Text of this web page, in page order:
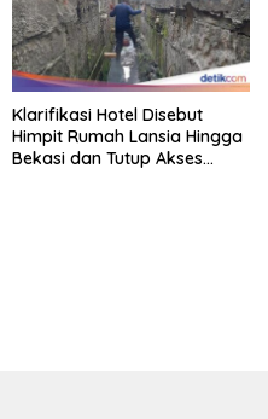
Klarifikasi Hotel Disebut
Himpit Rumah Lansia Hingga
Bekasi dan Tutup Akses